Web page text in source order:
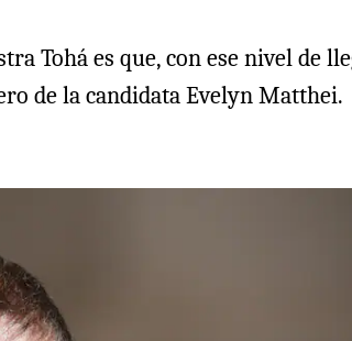
Tohá es que, con ese nivel de
de la candidata Evelyn Matthei.